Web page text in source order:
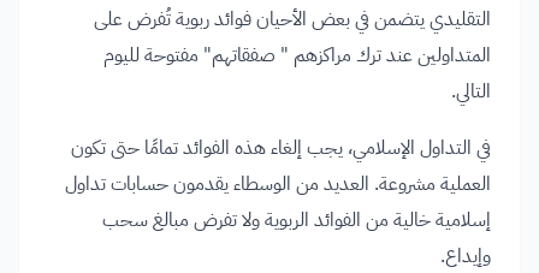
التقليدي يتضمن في بعض الأحيان فوائد ربوية تُفرض على
المتداولين عند ترك مراكزهم " صفقاتهم" مفتوحة لليوم
التالي.
في التداول الإسلامي، يجب إلغاء هذه الفوائد تمامًا حتى تكون
العملية مشروعة. العديد من الوسطاء يقدمون حسابات تداول
إسلامية خالية من الفوائد الربوية ولا تفرض مبالغ سحب
وإيداع.